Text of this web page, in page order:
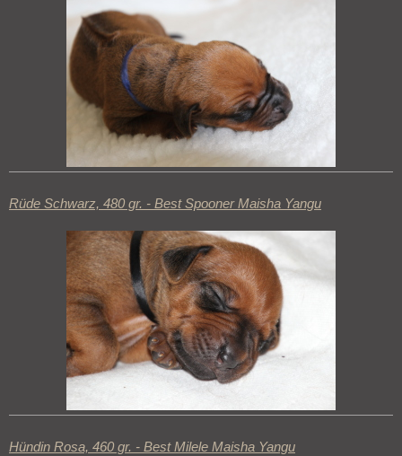
Rüde Schwarz, 480 gr. - Best Spooner Maisha Yangu
Hündin Rosa, 460 gr. - Best Milele Maisha Yangu